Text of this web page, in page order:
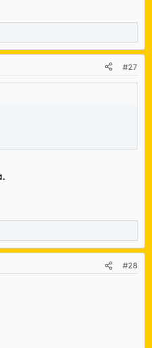
#27
#28